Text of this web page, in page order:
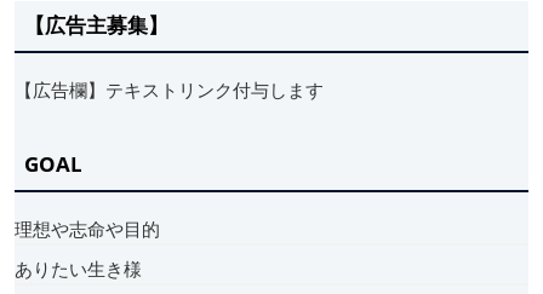
【広告主募集】
【広告欄】テキストリンク付与します
GOAL
理想や志命や目的
ありたい生き様